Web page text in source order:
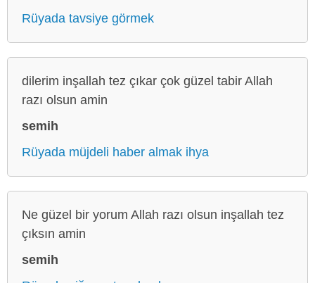
Rüyada tavsiye görmek
dilerim inşallah tez çıkar çok güzel tabir Allah
razı olsun amin
semih
Rüyada müjdeli haber almak ihya
Ne güzel bir yorum Allah razı olsun inşallah tez
çıksın amin
semih